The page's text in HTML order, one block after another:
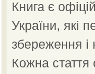
Книга є
України, які
збереження і
Кожна